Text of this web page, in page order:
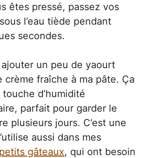
êtes pressé, passez vos
l’eau tiède pendant
secondes.
ajouter un peu de yaourt
crème fraîche à ma pâte. Ça
d’humidité
parfait pour garder le
plusieurs jours. C’est une
aussi dans mes
petits gâteaux, qui ont besoin